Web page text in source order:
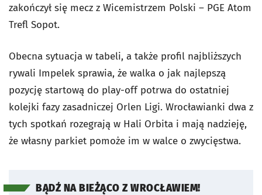
zakończył się mecz z Wicemistrzem Polski – PGE Atom
Trefl Sopot.
Obecna sytuacja w tabeli, a także profil najbliższych
rywali Impelek sprawia, że walka o jak najlepszą
pozycję startową do play-off potrwa do ostatniej
kolejki fazy zasadniczej Orlen Ligi. Wrocławianki dwa z
tych spotkań rozegrają w Hali Orbita i mają nadzieję,
że własny parkiet pomoże im w walce o zwycięstwa.
BĄDŹ NA BIEŻĄCO Z WROCŁAWIEM!